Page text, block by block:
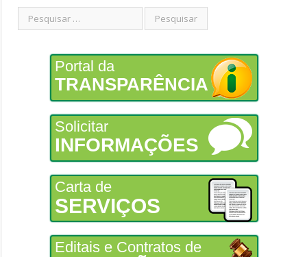
Portal da
TRANSPARÊNCIA
Solicitar
INFORMAÇÕES
Carta de
SERVIÇOS
Editais e Contratos de